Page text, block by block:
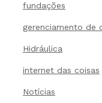
fundações
gerenciamento de
Hidráulica
internet das coisas
Notícias